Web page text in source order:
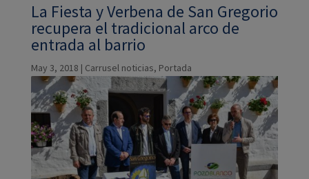
La Fiesta y Verbena de San Gregorio
recupera el tradicional arco de
entrada al barrio
May 3, 2018 | Carrusel noticias, Portada